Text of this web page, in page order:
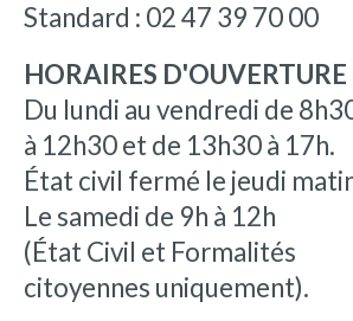
Standard : 02 47 39 70 00
HORAIRES D'OUVERTURE
Du lundi au vendredi de
à 12h30 et de 13h30 à 17h.
État civil fermé le jeudi
Le samedi de 9h à 12h
(État Civil et Formalités
citoyennes uniquement).